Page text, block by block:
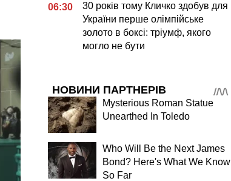
06:30
30 років тому Кличко здобув для
України перше олімпійське
золото в боксі: тріумф, якого
могло не бути
НОВИНИ ПАРТНЕРІВ
Mysterious Roman Statue
Unearthed In Toledo
Who Will Be the Next James
Bond? Here's What We Know
So Far